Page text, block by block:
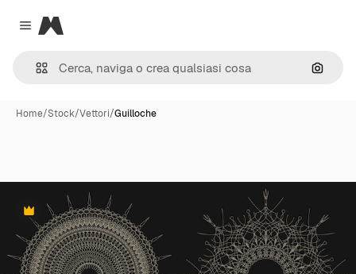
Close menu
Magnific
Cerca
Home/Stock/Vettori/Guilloche
Premium